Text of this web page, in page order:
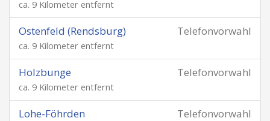
ca. 9 Kilometer entfernt
Telefonvorwahl
Ostenfeld (Rendsburg)
ca. 9 Kilometer entfernt
Telefonvorwahl
Holzbunge
ca. 9 Kilometer entfernt
Telefonvorwahl
Lohe-Föhrden